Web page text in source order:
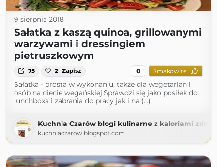
9 sierpnia 2018
Sałatka z kaszą quinoa, grillowanymi
warzywami i dressingiem
pietruszkowym
75 2 Zapisz 0 Smakowite
Sałatka - prosta w wykonaniu, także dla wegetarian i
osób na diecie wegańskiej.Sprawdzi się jako posiłek do
lunchboxa i zabrania do pracy jak i na (...)
Kuchnia Czarów blogi kulinarne z kaloriami
kuchniaczarow.blogspot.com